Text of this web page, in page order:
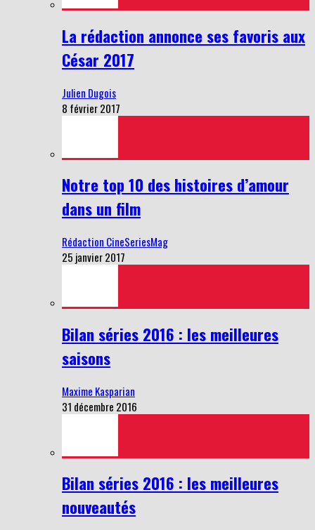
La rédaction annonce ses favoris aux
César 2017
Julien Dugois
8 février 2017
Notre top 10 des histoires d’amour
dans un film
Rédaction CineSeriesMag
25 janvier 2017
Bilan séries 2016 : les meilleures
saisons
Maxime Kasparian
31 décembre 2016
Bilan séries 2016 : les meilleures
nouveautés